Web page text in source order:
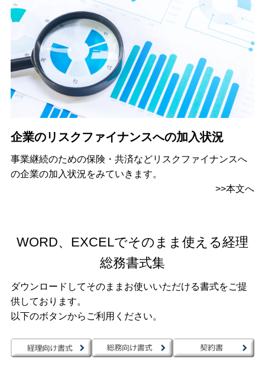
企業のリスクファイナンスへの加入状況
事業継続のための保険・共済などリスクファイナンスへ
の企業の加入状況をみていきます。
>>本文へ
WORD、EXCELでそのまま使える経理
総務書式集
ダウンロードしてそのままお使いいただける書式をご提
供しております。
以下のボタンからご利用ください。